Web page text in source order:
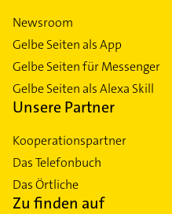
Newsroom
Gelbe Seiten als App
Gelbe Seiten für Messenger
Gelbe Seiten als Alexa Skill
Unsere Partner
Kooperationspartner
Das Telefonbuch
Das Örtliche
Zu finden auf